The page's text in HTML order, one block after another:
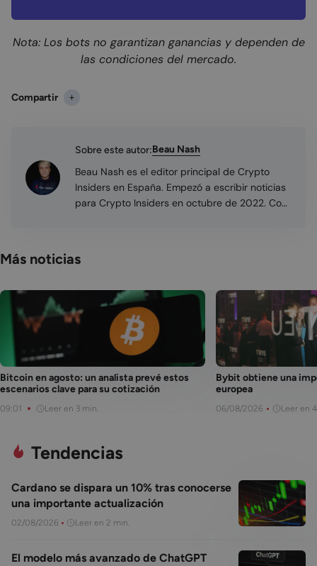
Nota: Los bots no garantizan ganancias y dependen de
las condiciones del mercado.
Compartir
Sobre este autor:Beau Nash
Beau Nash es el editor principal de Crypto
Insiders en España. Empezó a escribir noticias
para Crypto Insiders en octubre de 2022. Con
desde 2020. Al saber inglés y español
habilidades lingüísticas en su trabajo.
Fascinado por el potencial revolucionario de
las criptomonedas, Beau se dedica a informar
y educar sobre este interesante sector cada
Más noticias
Bitcoin en agosto: un analista prevé estos
escenarios clave para su cotización
09:01 Leer en 3 min.
Bybit obtiene una
europea
06/08/2026 Leer en
Tendencias
Cardano se dispara un 10% tras conocerse
una importante actualización
02/08/2026 Leer en 2 min.
El modelo más avanzado de ChatGPT